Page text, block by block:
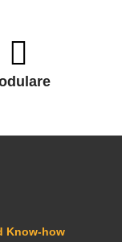
Know-how